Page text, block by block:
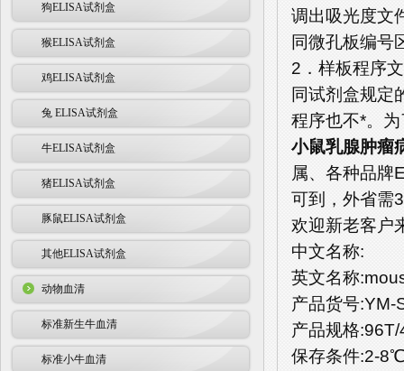
狗ELISA试剂盒
猴ELISA试剂盒
鸡ELISA试剂盒
兔 ELISA试剂盒
牛ELISA试剂盒
猪ELISA试剂盒
豚鼠ELISA试剂盒
其他ELISA试剂盒
动物血清
标准新生牛血清
标准小牛血清
调出吸光度文
同微孔板编号
2．样板程序
同试剂盒规定
程序也不*。
小鼠乳腺肿瘤
属、各种品牌
可到，外省需
欢迎新老客户
中文名称:
英文名称
产品货号:YM-
产品规格
保存条件:2-